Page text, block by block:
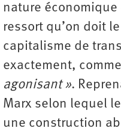
nature
ressort qu’on doit
capitalisme de
exactement, comme
agonisant ».
Marx selon lequel
une construction